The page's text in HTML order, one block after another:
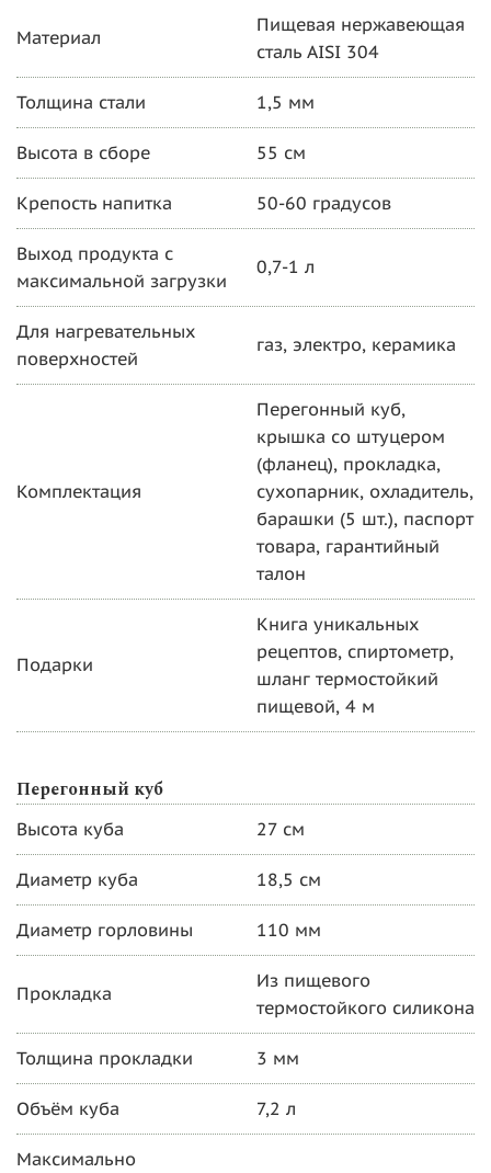
Материал
Пищевая нержавеющая
сталь AISI 304
Толщина стали 1,5 мм
Высота в сборе 55 см
Крепость напитка 50-60 градусов
Выход продукта с
максимальной загрузки
0,7-1 л
Для нагревательных
поверхностей
газ, электро, керамика
Комплектация
Перегонный куб,
крышка со штуцером
(фланец), прокладка,
сухопарник, охладитель,
барашки (5 шт.), паспорт
товара, гарантийный
талон
Подарки
Книга уникальных
рецептов, спиртометр,
шланг термостойкий
пищевой, 4 м
Перегонный куб
Высота куба 27 см
Диаметр куба 18,5 см
Диаметр горловины 110 мм
Прокладка
Из пищевого
термостойкого силикона
Толщина прокладки 3 мм
Объём куба 7,2 л
Максимально